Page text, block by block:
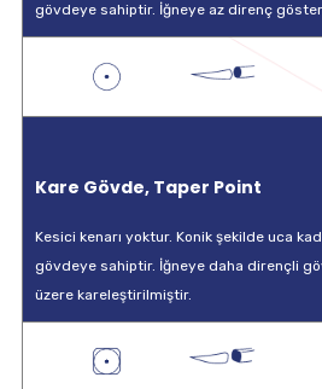
gövdeye sahiptir. İğneye az direnç
Kare Gövde, Taper Point
Kesici kenarı yoktur. Konik şekilde uca
gövdeye sahiptir. İğneye daha dirençli
üzere kareleştirilmiştir.